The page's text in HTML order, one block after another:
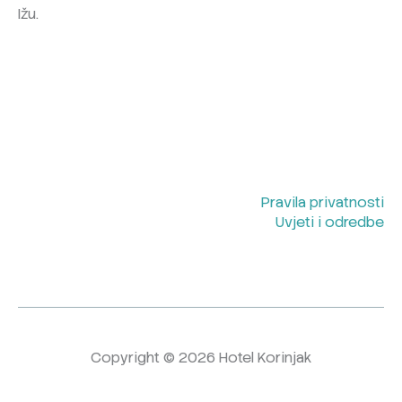
Ižu.
Pravila privatnosti
Uvjeti i odredbe
Copyright © 2026 Hotel Korinjak